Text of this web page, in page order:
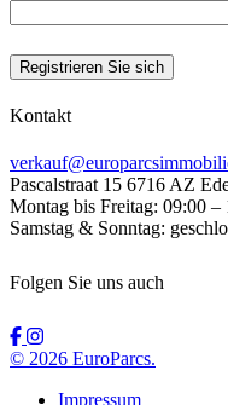
Registrieren Sie sich
Kontakt
Pascalstraat 15 6716 AZ
Montag bis Freitag: 09:00 –
Samstag & Sonntag:
Folgen Sie uns auch
© 2026 EuroParcs.
Impressum